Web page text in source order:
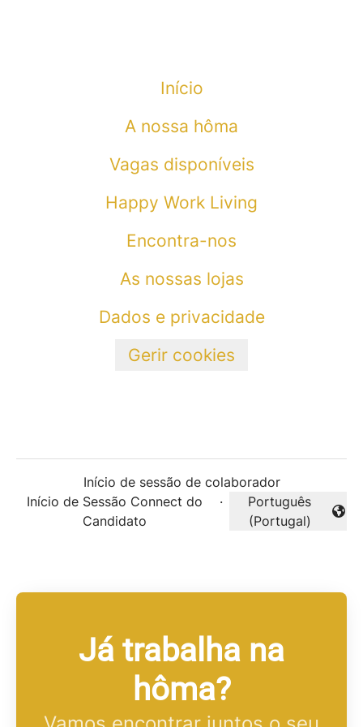
Início
A nossa hôma
Vagas disponíveis
Happy Work Living
Encontra-nos
As nossas lojas
Dados e privacidade
Gerir cookies
Início de sessão de colaborador
Início de Sessão Connect do
Candidato
·
Alterar idioma
Português
(Portugal)
Já trabalha na
hôma?